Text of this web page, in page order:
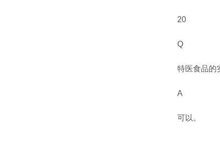
20
Q
特医食品的
A
可以。